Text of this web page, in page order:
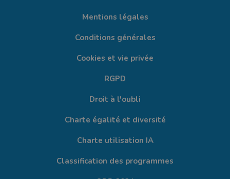
Mentions légales
Conditions générales
Cookies et vie privée
RGPD
Droit à l'oubli
Charte égalité et diversité
Charte utilisation IA
Classification des programmes